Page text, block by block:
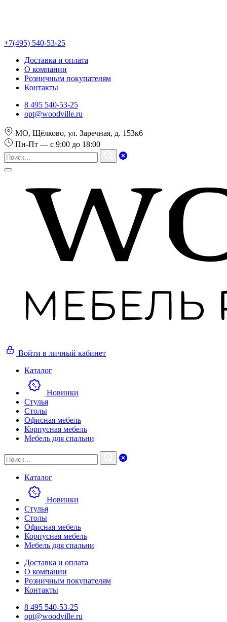
+7(495) 540-53-25
Доставка и оплата
О компании
Розничным покупателям
Контакты
8 495 540-53-25
opt@woodville.ru
МО, Щёлково, ул. Заречная, д. 153к6
Пн-Пт — с 9:00 до 18:00
Войти в личный кабинет
Каталог
Новинки
Стулья
Столы
Офисная мебель
Корпусная мебель
Мебель для спальни
Каталог
Новинки
Стулья
Столы
Офисная мебель
Корпусная мебель
Мебель для спальни
Доставка и оплата
О компании
Розничным покупателям
Контакты
8 495 540-53-25
opt@woodville.ru